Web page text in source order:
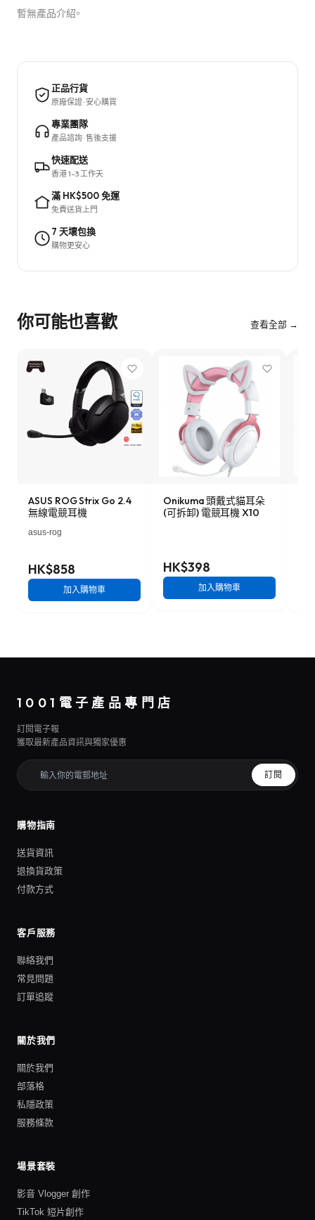
暫無產品介紹。
正品行貨
原廠保證 · 安心購買
專業團隊
產品諮詢 · 售後支援
快速配送
香港 1–3 工作天
滿 HK$500 免運
免費送貨上門
7 天壞包換
購物更安心
你可能也喜歡 查看全部 →
ASUS ROG Strix Go 2.4
無線電競耳機
asus-rog
HK$858
加入購物車
Onikuma 頭戴式貓耳朵
(可拆卸) 電競耳機 X10
HK$398
加入購物車
1001電子產品專門店
訂閱電子報
獲取最新產品資訊與獨家優惠
訂閱
購物指南
送貨資訊
退換貨政策
付款方式
客戶服務
聯絡我們
常見問題
訂單追蹤
關於我們
關於我們
部落格
私隱政策
服務條款
場景套裝
影音 Vlogger 創作
TikTok 短片創作